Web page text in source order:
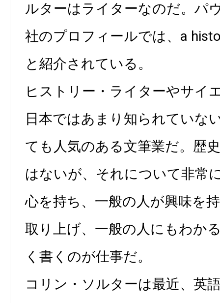
ルターはライターなのだ。パ
社のプロフィールでは、a
と紹介されている。
ヒストリー・ライターやサイ
日本ではあまり知られていな
ても人気のある文筆業だ。歴
はないが、それについて非常
心を持ち、一般の人が興味を
取り上げ、一般の人にもわか
く書くのが仕事だ。
コリン・ソルターは最近、英